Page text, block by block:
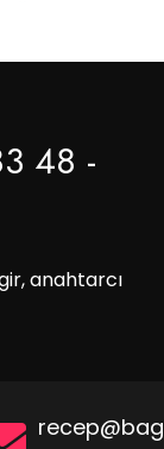
48 -
anahtarcı